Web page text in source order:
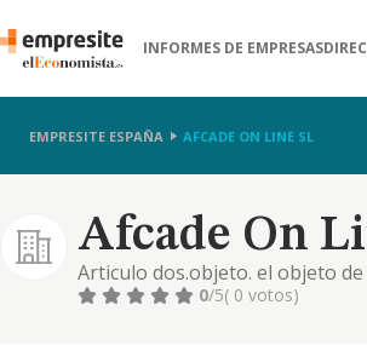
INFORMES DE EMPRESAS
EMPRESITE ESPAÑA AFCADE ON LINE SL
Afcade On
Articulo dos.objeto. el objeto
intermediacion en la
0/5( 0 votos)